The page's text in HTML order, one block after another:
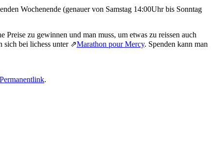
Wochenende (genauer von Samstag 14:00Uhr bis Sonntag
zu gewinnen und man muss, um etwas zu reissen auch
sich bei lichess unter ⇗Marathon pour Mercy. Spenden kann man
Permanentlink.